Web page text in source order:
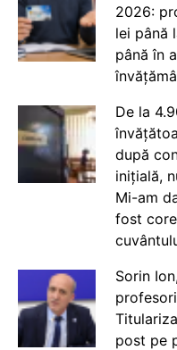
2026:
lei până
până în
De la
după
inițială,
Mi-am
fost
Sorin
post pe